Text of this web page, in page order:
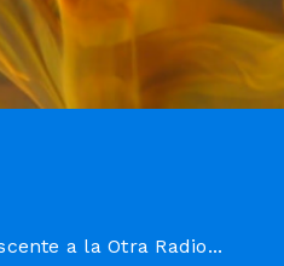
a la Otra Radio...